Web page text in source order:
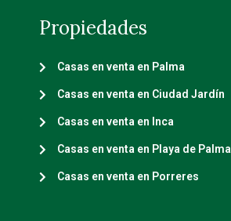
Propiedades
Casas en venta en Palma
Casas en venta en Ciudad Jardín
Casas en venta en Inca
Casas en venta en Playa de Palma
Casas en venta en Porreres